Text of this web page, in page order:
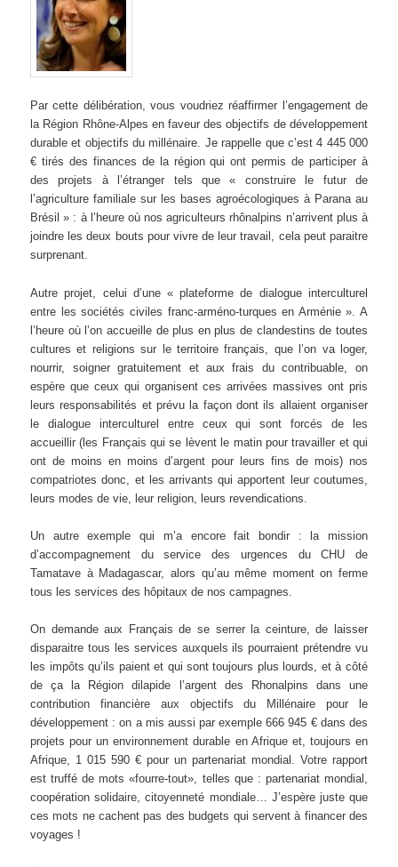
Par cette délibération, vous voudriez réaffirmer l’engagement de
la Région Rhône-Alpes en faveur des objectifs de développement
durable et objectifs du millénaire. Je rappelle que c’est 4 445 000
€ tirés des finances de la région qui ont permis de participer à
des projets à l’étranger tels que « construire le futur de
l’agriculture familiale sur les bases agroécologiques à Parana au
Brésil » : à l’heure où nos agriculteurs rhônalpins n’arrivent plus à
joindre les deux bouts pour vivre de leur travail, cela peut paraitre
surprenant.
Autre projet, celui d’une « plateforme de dialogue interculturel
entre les sociétés civiles franc-arméno-turques en Arménie ». A
l’heure où l’on accueille de plus en plus de clandestins de toutes
cultures et religions sur le territoire français, que l’on va loger,
nourrir, soigner gratuitement et aux frais du contribuable, on
espère que ceux qui organisent ces arrivées massives ont pris
leurs responsabilités et prévu la façon dont ils allaient organiser
le dialogue interculturel entre ceux qui sont forcés de les
accueillir (les Français qui se lèvent le matin pour travailler et qui
ont de moins en moins d’argent pour leurs fins de mois) nos
compatriotes donc, et les arrivants qui apportent leur coutumes,
leurs modes de vie, leur religion, leurs revendications.
Un autre exemple qui m’a encore fait bondir : la mission
d’accompagnement du service des urgences du CHU de
Tamatave à Madagascar, alors qu’au même moment on ferme
tous les services des hôpitaux de nos campagnes.
On demande aux Français de se serrer la ceinture, de laisser
disparaitre tous les services auxquels ils pourraient prétendre vu
les impôts qu’ils paient et qui sont toujours plus lourds, et à côté
de ça la Région dilapide l’argent des Rhonalpins dans une
contribution financière aux objectifs du Millénaire pour le
développement : on a mis aussi par exemple 666 945 € dans des
projets pour un environnement durable en Afrique et, toujours en
Afrique, 1 015 590 € pour un partenariat mondial. Votre rapport
est truffé de mots «fourre-tout», telles que : partenariat mondial,
coopération solidaire, citoyenneté mondiale… J’espère juste que
ces mots ne cachent pas des budgets qui servent à financer des
voyages !